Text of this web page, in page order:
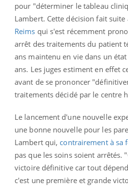
pour "déterminer le tableau
Lambert. Cette décision fait suite
Reims qui s'est récemment
arrêt des traitements du patient
ans maintenu en vie dans un
ans. Les juges estiment en effet
avant de se prononcer
traitements décidé par le centre
Le lancement d'une nouvelle
une bonne nouvelle pour les
Lambert qui, contrairement à sa
pas que les soins soient arrêtés.
victoire définitive car tout
c'est une première et grande